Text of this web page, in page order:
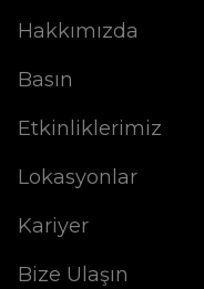
Hakkımızda
Basın
Etkinliklerimiz
Lokasyonlar
Kariyer
Bize Ulaşın